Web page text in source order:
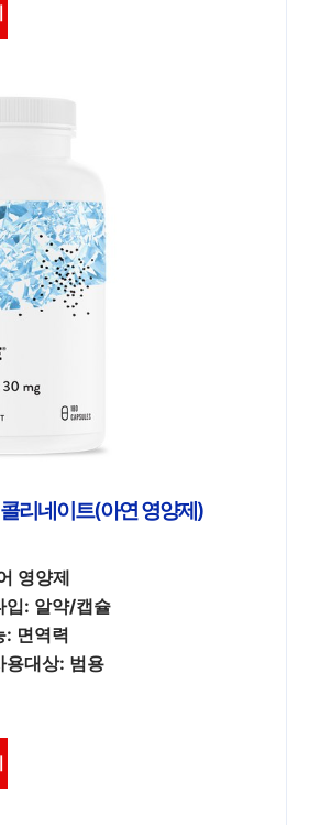
리네이트(아연 영양제)
영양제
입: 알약/캡슐
: 면역력
용대상: 범용